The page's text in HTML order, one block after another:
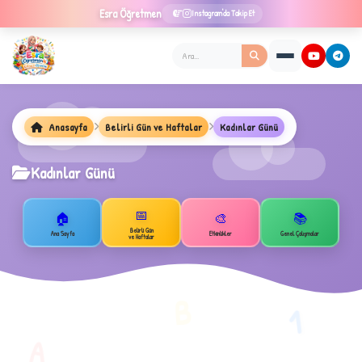
Esra Öğretmen Instagram'da Takip Et
✦
★
Anasayfa Belirli Gün ve Haftalar Kadınlar Günü
Kadınlar Günü
🏠
Ana Sayfa
📅
Belirli Gün
ve Haftalar
🎨
Etkinlikler
📚
Genel Çalışmalar